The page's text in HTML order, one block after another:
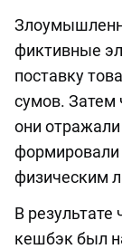
фиктивные
поставку
сумов. Затем
они
формировали
физическим
В
кешбэк был